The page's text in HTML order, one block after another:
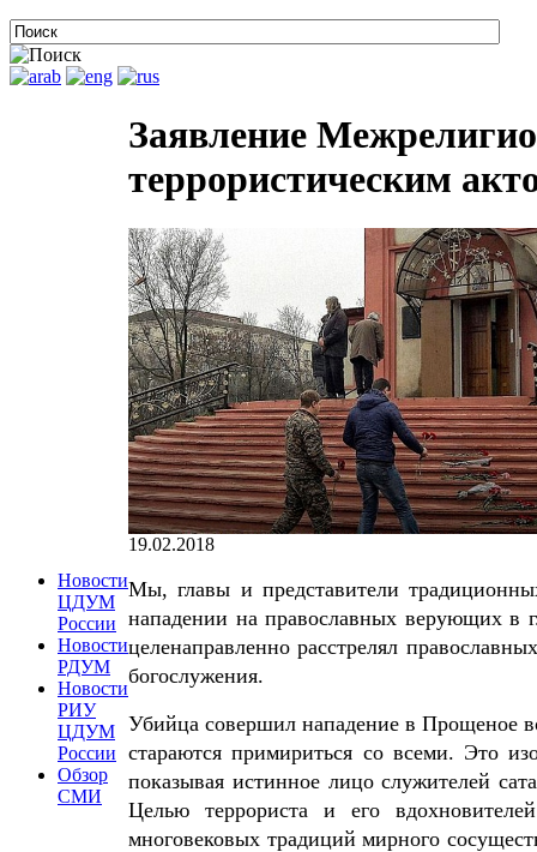
Новости
ЦДУМ
России
Новости
РДУМ
Новости
РИУ
ЦДУМ
России
Обзор
СМИ
Заявление
террористическим
19.02.2018
Мы, главы и представители
нападении на православных верующих в
целенаправленно расстрелял
богослужения.
Убийца совершил нападение в Прощеное
стараются примириться со всеми. Это
показывая истинное лицо служителей
Целью террориста и его
многовековых традиций мирного